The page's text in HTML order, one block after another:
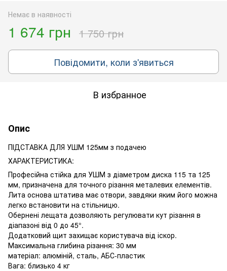
Немає в наявності
1 674 грн 1 750 грн
Повідомити, коли з'явиться
В избранное
Опис
ПІДСТАВКА ДЛЯ УШМ 125мм з подачею
ХАРАКТЕРИСТИКА:
Професійна стійка для УШМ з діаметром диска 115 та 125
мм, призначена для точного різання металевих елементів.
Лита основа штатива має отвори, завдяки яким його можна
легко встановити на стільницю.
Обернені лещата дозволяють регулювати кут різання в
діапазоні від 0 до 45°.
Додатковий щит захищає користувача від іскор.
Максимальна глибина різання: 30 мм
матеріал: алюміній, сталь, АБС-пластик
Вага: близько 4 кг